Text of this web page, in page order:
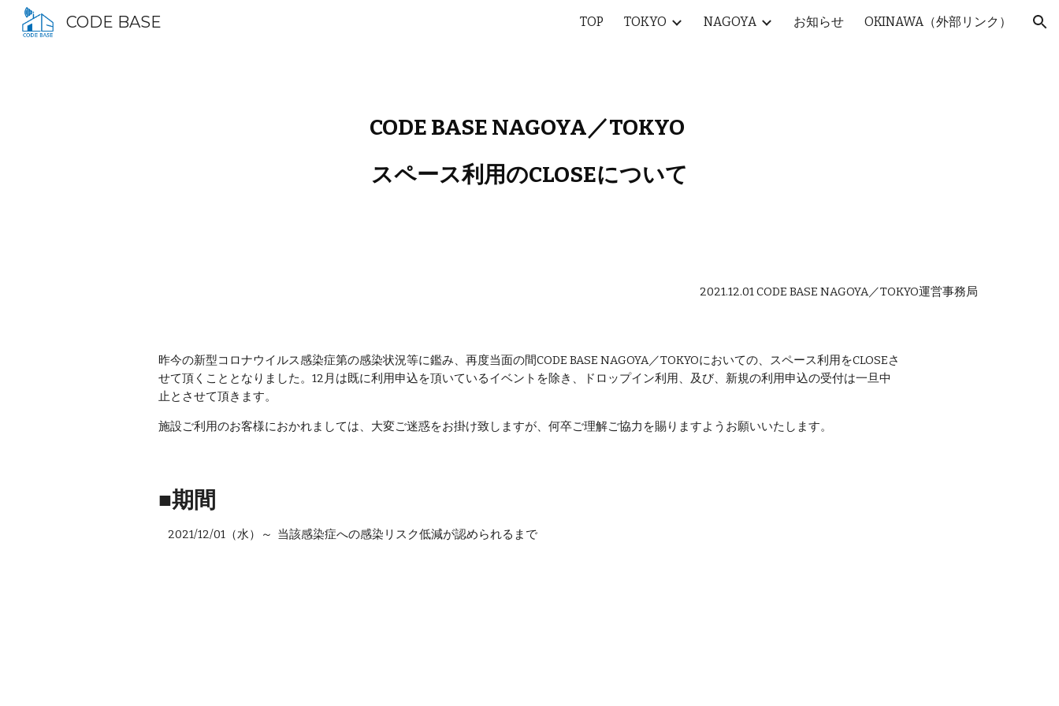
Skip to navigation
CODE BASE TOP TOKYO NAGOYA お知らせ OKINAWA（外部リンク）
CODE BASE NAGOYA／TOKYO
スペース利用のCLOSEについて
2021.12.01 CODE BASE NAGOYA／TOKYO運営事務局
昨今の新型コロナウイルス感染症第の感染状況等に鑑み、再度当面の間CODE BASE NAGOYA／TOKYOにおいての、 スペース利用をCLOSEさ
せて頂くこととなりました。12月は既に利用申込を頂いているイベントを除き、ドロップイン利用、及び、新規の利用申込の受付は一旦中
止とさせて頂きます。
施設ご利用のお客様におかれましては、大変ご迷惑をお掛け致しますが、何卒ご理解ご協力を賜りますようお願いいたします。
■期間
    202
1/12/01 （水）～  当該感染症への感染リスク低減が認められるまで